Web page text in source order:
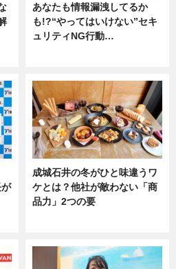
あなたも情報漏洩してるか
も!?“やってはいけない”セキ
ュリティNG行動…
成城石井の冬がひと味違うワ
ケとは？他社が敵わない「商
品力」2つの要